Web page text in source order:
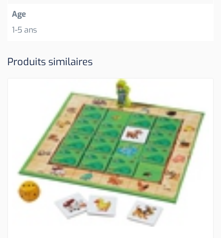
Age
1-5 ans
Produits similaires